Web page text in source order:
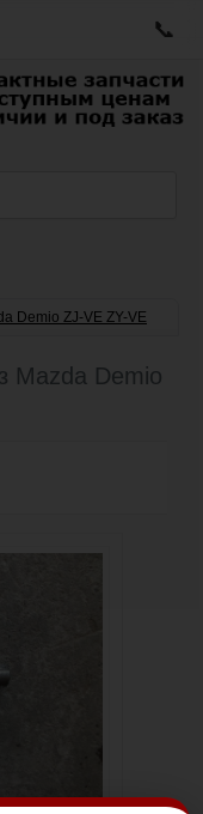
📞
Demio ZJ-VE ZY-VE
Mazda Demio